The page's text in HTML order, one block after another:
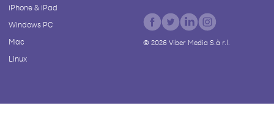
iPhone & iPad
Windows PC
Mac
Linux
© 2026Viber Media S.à r.l.